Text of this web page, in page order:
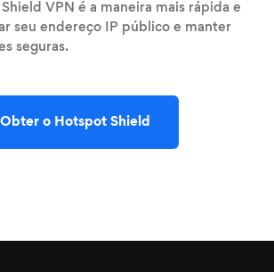
VPN é a maneira mais rápida e
seu endereço IP público e manter
seguras.
Obter o Hotspot Shield